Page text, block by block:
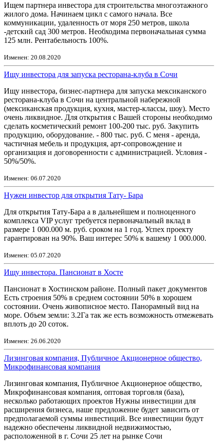
Ищем партнера инвестора для строительства многоэтажного
жилого дома. Начинаем цикл с самого начала. Все
коммуникации, удаленность от моря 250 метров, школа
-детский сад 300 метров. Необходима первоначальная сумма
125 млн. Рентабельность 100%.
Изменен: 20.08.2020
Ищу инвестора для запуска ресторана-клуба в Сочи
Ищу инвестора, бизнес-партнера для запуска мексиканского
ресторана-клуба в Сочи на центральной набережной
(мексиканская продукция, кухня, мастер-классы, шоу). Место
очень ликвидное. Для открытия с Вашей стороны необходимо
сделать косметический ремонт 100-200 тыс. руб. Закупить
продукцию, оборудование. - 800 тыс. руб. С меня - аренда,
частичная мебель и продукция, арт-сопровождение и
организация и договоренности с администрацией. Условия -
50%/50%.
Изменен: 06.07.2020
Нужен инвестор для открытия Тату- Бара
Для открытия Тату-Бара а в дальнейшем и полноценного
комплекса VIP услуг требуется первоначальный вклад в
размере 1 000.000 м. руб. сроком на 1 год. Успех проекту
гарантирован на 90%. Ваш интерес 50% к вашему 1 000.000.
Изменен: 05.07.2020
Ищу инвестора. Пансионат в Хосте
Пансионат в Хостинском районе. Полный пакет документов
Есть строения 50% в среднем состоянии 50% в хорошем
состоянии. Очень живописное место. Панорамный вид на
море. Объем земли: 3.2Га так же есть возможность отмежевать
вплоть до 20 соток.
Изменен: 26.06.2020
Лизинговая компания, Публичное Акционерное общество,
Микрофинансовая компания
Лизинговая компания, Публичное Акционерное общество,
Микрофинансовая компания, оптовая торговля (база),
несколько работающих проектов Нужны инвестиции для
расширения бизнеса, наше предложение будет зависить от
предполагаемой суммы инвестиций. Все инвестиции будут
надежно обеспечены ликвидной недвижимостью,
расположенной в г. Сочи 25 лет на рынке Сочи